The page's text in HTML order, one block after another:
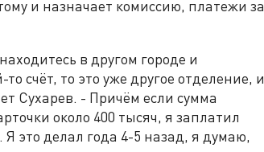
и назначает комиссию, платежи за
в другом городе и
счёт, то это уже другое отделение, и
Сухарев. - Причём если сумма
около 400 тысяч, я заплатил
это делал года 4-5 назад, я думаю,